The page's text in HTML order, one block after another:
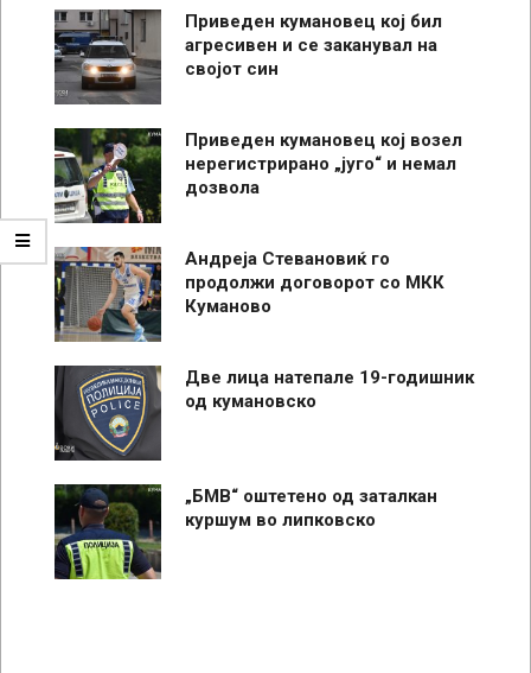
Приведен кумановец кој бил
агресивен и се заканувал на
својот син
Приведен кумановец кој возел
нерегистрирано „југо“ и немал
дозвола
Андреја Стевановиќ го
продолжи договорот со МКК
Куманово
Две лица натепале 19-годишник
од кумановско
„БМВ“ оштетено од заталкан
куршум во липковско